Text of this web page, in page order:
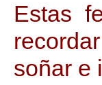
Estas
soñar e